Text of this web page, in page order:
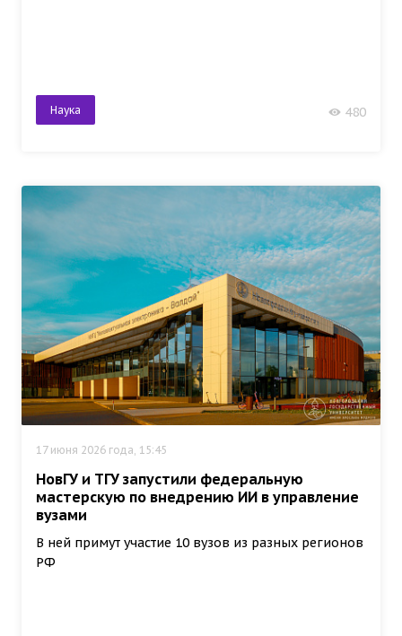
Наука 480
17 июня 2026 года, 15:45
НовГУ и ТГУ запустили федеральную
мастерскую по внедрению ИИ в управление
вузами
В ней примут участие 10 вузов из разных регионов
РФ